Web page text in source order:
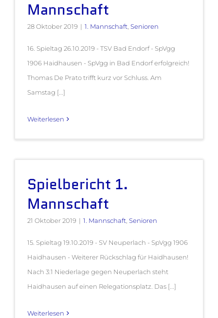
Mannschaft
28 Oktober 2019 | 1. Mannschaft, Senioren
16. Spieltag 26.10.2019 - TSV Bad Endorf - SpVgg
1906 Haidhausen - SpVgg in Bad Endorf erfolgreich!
Thomas De Prato trifft kurz vor Schluss. Am
Samstag [...]
Weiterlesen
Spielbericht 1.
Mannschaft
21 Oktober 2019 | 1. Mannschaft, Senioren
15. Spieltag 19.10.2019 - SV Neuperlach - SpVgg 1906
Haidhausen - Weiterer Rückschlag für Haidhausen!
Nach 3:1 Niederlage gegen Neuperlach steht
Haidhausen auf einen Relegationsplatz. Das [...]
Weiterlesen